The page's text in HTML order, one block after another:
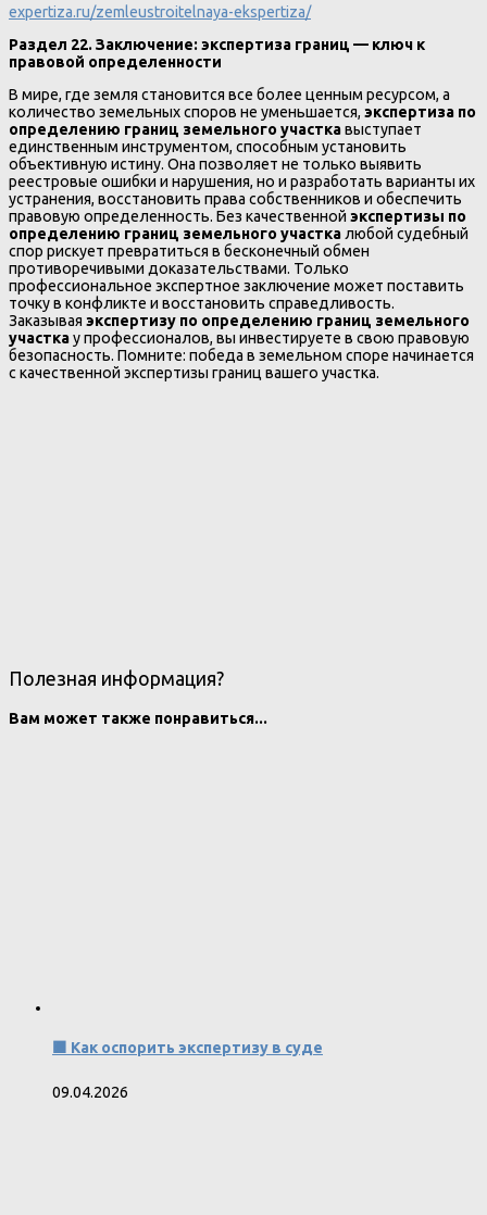
expertiza.ru/zemleustroitelnaya-ekspertiza/
Раздел 22. Заключение: экспертиза границ — ключ к
правовой определенности
В мире, где земля становится все более ценным ресурсом, а
количество земельных споров не уменьшается, экспертиза по
определению границ земельного участкавыступает
единственным инструментом, способным установить
объективную истину. Она позволяет не только выявить
реестровые ошибки и нарушения, но и разработать варианты их
устранения, восстановить права собственников и обеспечить
правовую определенность. Без качественной экспертизы по
определению границ земельного участка любой судебный
спор рискует превратиться в бесконечный обмен
противоречивыми доказательствами. Только
профессиональное экспертное заключение может поставить
точку в конфликте и восстановить справедливость.
Заказывая экспертизу по определению границ земельного
участкау профессионалов, вы инвестируете в свою правовую
безопасность. Помните: победа в земельном споре начинается
с качественной экспертизы границ вашего участка.
Полезная информация?
Вам может также понравиться...
🟧 Как оспорить экспертизу в суде
09.04.2026